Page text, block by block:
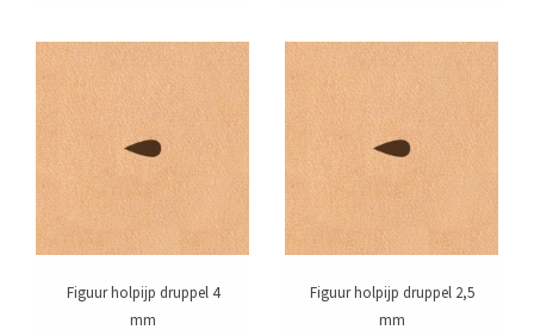
Figuur holpijp druppel 4
mm
Figuur holpijp druppel 2,5
mm